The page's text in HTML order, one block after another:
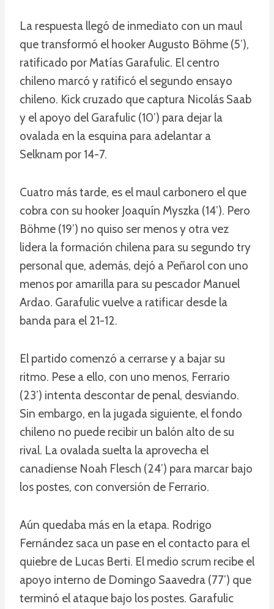
La respuesta llegó de inmediato con un maul
que transformó el hooker Augusto Böhme (5’),
ratificado por Matías Garafulic. El centro
chileno marcó y ratificó el segundo ensayo
chileno. Kick cruzado que captura Nicolás Saab
y el apoyo del Garafulic (10’) para dejar la
ovalada en la esquina para adelantar a
Selknam por 14-7.
Cuatro más tarde, es el maul carbonero el que
cobra con su hooker Joaquín Myszka (14’). Pero
Böhme (19’) no quiso ser menos y otra vez
lidera la formación chilena para su segundo try
personal que, además, dejó a Peñarol con uno
menos por amarilla para su pescador Manuel
Ardao. Garafulic vuelve a ratificar desde la
banda para el 21-12.
El partido comenzó a cerrarse y a bajar su
ritmo. Pese a ello, con uno menos, Ferrario
(23’) intenta descontar de penal, desviando.
Sin embargo, en la jugada siguiente, el fondo
chileno no puede recibir un balón alto de su
rival. La ovalada suelta la aprovecha el
canadiense Noah Flesch (24’) para marcar bajo
los postes, con conversión de Ferrario.
Aún quedaba más en la etapa. Rodrigo
Fernández saca un pase en el contacto para el
quiebre de Lucas Berti. El medio scrum recibe el
apoyo interno de Domingo Saavedra (77’) que
terminó el ataque bajo los postes. Garafulic